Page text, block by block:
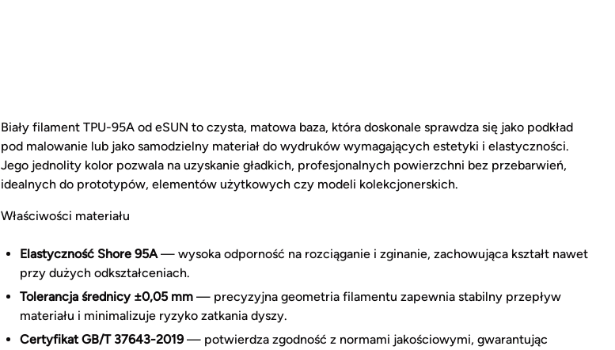
Biały filament TPU-95A od eSUN to czysta, matowa baza, która doskonale sprawdza się jako podkład
pod malowanie lub jako samodzielny materiał do wydruków wymagających estetyki i elastyczności.
Jego jednolity kolor pozwala na uzyskanie gładkich, profesjonalnych powierzchni bez przebarwień,
idealnych do prototypów, elementów użytkowych czy modeli kolekcjonerskich.
Właściwości materiału
Elastyczność Shore 95A— wysoka odporność na rozciąganie i zginanie, zachowująca kształt nawet
przy dużych odkształceniach.
Tolerancja średnicy ±0,05 mm — precyzyjna geometria filamentu zapewnia stabilny przepływ
materiału i minimalizuje ryzyko zatkania dyszy.
Certyfikat GB/T 37643-2019 — potwierdza zgodność z normami jakościowymi, gwarantując